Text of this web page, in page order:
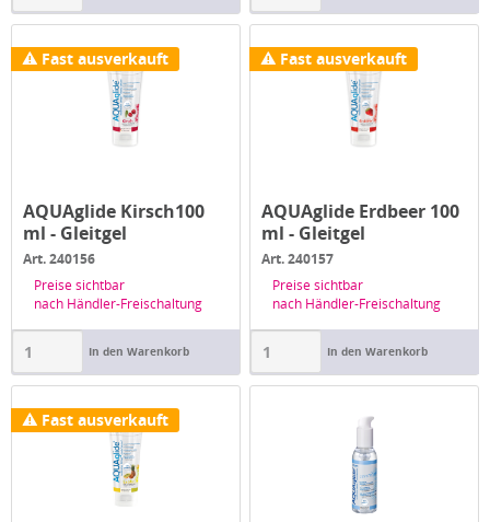
Fast ausverkauft
AQUAglide Kirsch100
ml - Gleitgel
Art. 240156
Preise sichtbar
nach Händler-Freischaltung
In den Warenkorb
Fast ausverkauft
AQUAglide Erdbeer 100
ml - Gleitgel
Art. 240157
Preise sichtbar
nach Händler-Freischaltung
In den Warenkorb
Fast ausverkauft